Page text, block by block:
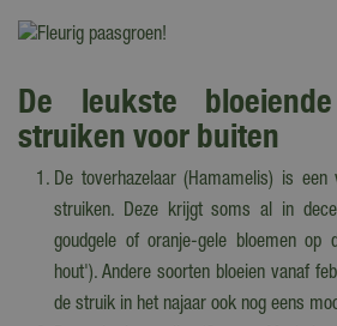
De leukste
struiken voor buiten
De toverhazelaar (Hamamelis) is een
struiken. Deze krijgt soms al in
goudgele of oranje-gele bloemen op
hout'). Andere soorten bloeien vanaf
de struik in het najaar ook nog eens